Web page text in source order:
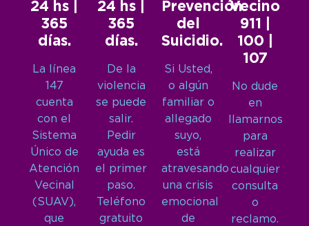
24 hs |
365
días.
La línea
147
cuenta
con el
Sistema
Único de
Atención
Vecinal
(SUAV),
que
24 hs |
365
días.
De la
violencia
se puede
salir.
Pedir
ayuda es
el primer
paso.
Teléfono
gratuito
Prevención
del
Suicidio.
Si Usted,
o algún
familiar o
allegado
suyo,
está
atravesando
una crisis
emocional
de
Vecino
911 |
100 |
107
No dude
en
llamarnos
para
realizar
cualquier
consulta
o
reclamo.